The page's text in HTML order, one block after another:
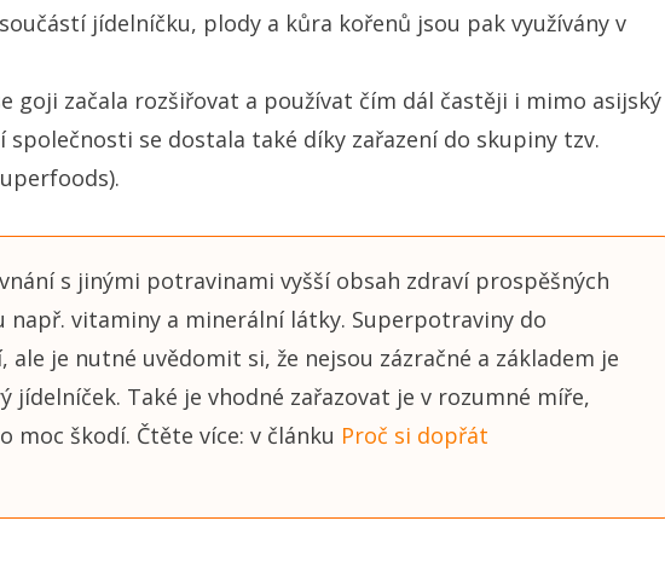
jídelníčku, plody a kůra kořenů jsou pak využívány v
goji začala rozšiřovat a používat čím dál častěji i mimo asijský
se dostala také díky zařazení do skupiny tzv.
s jinými potravinami vyšší obsah zdraví prospěšných
např. vitaminy a minerální látky. Superpotraviny do
je nutné uvědomit si, že nejsou zázračné a základem je
jídelníček. Také je vhodné zařazovat je v rozumné míře,
moc škodí. Čtěte více: v článku Proč si dopřát